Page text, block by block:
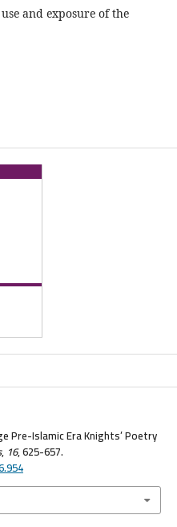
and exposure of the
Pre-Islamic Era Knights’ Poetry
, 16, 625-657.